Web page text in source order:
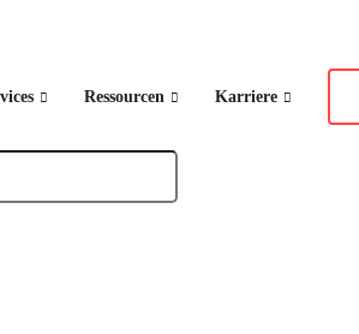
Ressourcen Karriere